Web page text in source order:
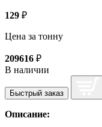
129 ₽
Цена за тонну
209616 ₽
В наличии
Быстрый заказ
Описание: